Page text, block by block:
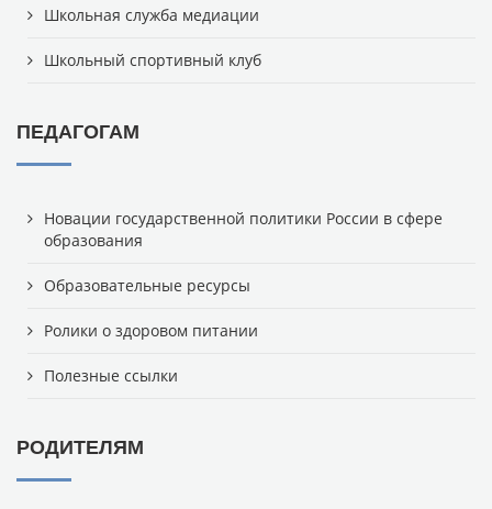
Школьная служба медиации
Школьный спортивный клуб
ПЕДАГОГАМ
Новации государственной политики России в сфере
образования
Образовательные ресурсы
Ролики о здоровом питании
Полезные ссылки
РОДИТЕЛЯМ